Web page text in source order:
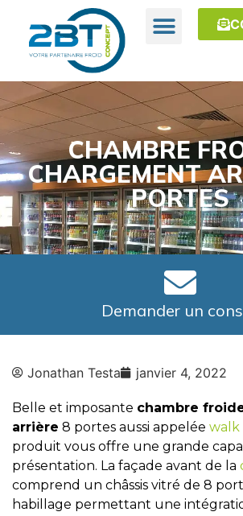
CHAMBRE
CHARGEMENT
PORTES
Demander un
Jonathan Testa janvier 4, 2022
Belle et imposante chambre
arrière 8 portes aussi appelée walk
produit vous offre une grande
présentation. La façade avant de la
comprend un châssis vitré de 8
habillage permettant une